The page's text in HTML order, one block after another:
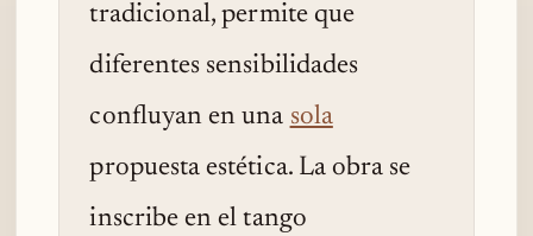
tradicional, permite que
diferentes sensibilidades
confluyan en una sola
propuesta estética. La obra se
inscribe en el tango